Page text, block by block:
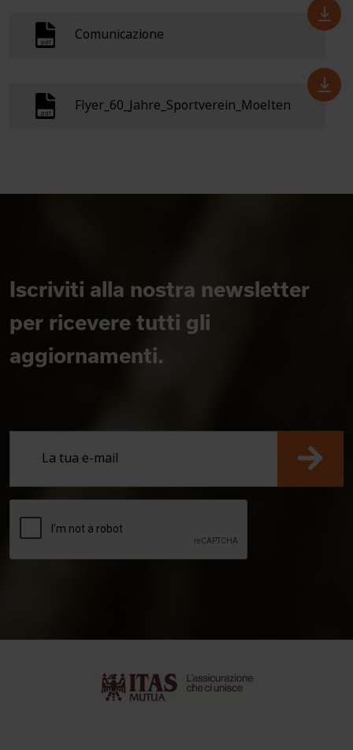
Comunicazione
Flyer_60_Jahre_Sportverein_Moelten
Iscriviti alla nostra newsletter
per ricevere tutti gli
aggiornamenti.